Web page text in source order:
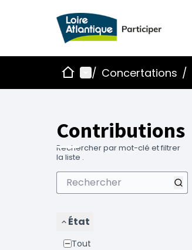
AccueilMenu principal
/ Concertations /
Contributions
Rechercher par mot-clé et filtrer
la liste .
État
Tout